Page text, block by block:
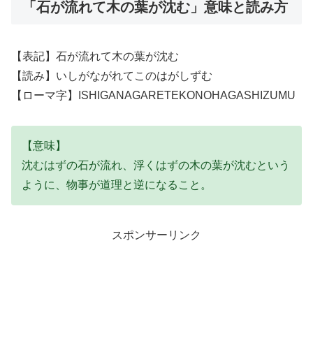
「石が流れて木の葉が沈む」意味と読み方
【表記】石が流れて木の葉が沈む
【読み】いしがながれてこのはがしずむ
【ローマ字】ISHIGANAGARETEKONOHAGASHIZUMU
【意味】
沈むはずの石が流れ、浮くはずの木の葉が沈むという
ように、物事が道理と逆になること。
スポンサーリンク